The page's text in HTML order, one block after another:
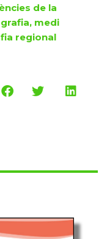
de la
medi
regional